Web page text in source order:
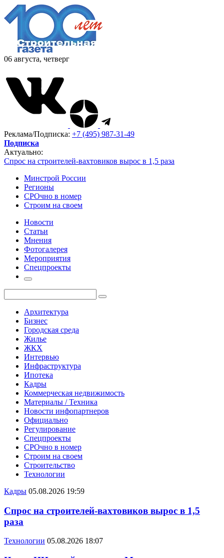
06 августа, четверг
Реклама/Подписка: +7 (495) 987-31-49
Подписка
Актуально:
Спрос на строителей-вахтовиков вырос в 1,5 раза
Минстрой России
Регионы
СРОчно в номер
Строим на своем
Новости
Статьи
Мнения
Фотогалерея
Мероприятия
Спецпроекты
Архитектура
Бизнес
Городская среда
Жилье
ЖКХ
Интервью
Инфраструктура
Ипотека
Кадры
Коммерческая недвижимость
Материалы / Техника
Новости инфопартнеров
Официально
Регулирование
Спецпроекты
СРОчно в номер
Строим на своем
Строительство
Технологии
Кадры 05.08.2026 19:59
Спрос на строителей-вахтовиков вырос в 1,5
раза
Технологии 05.08.2026 18:07